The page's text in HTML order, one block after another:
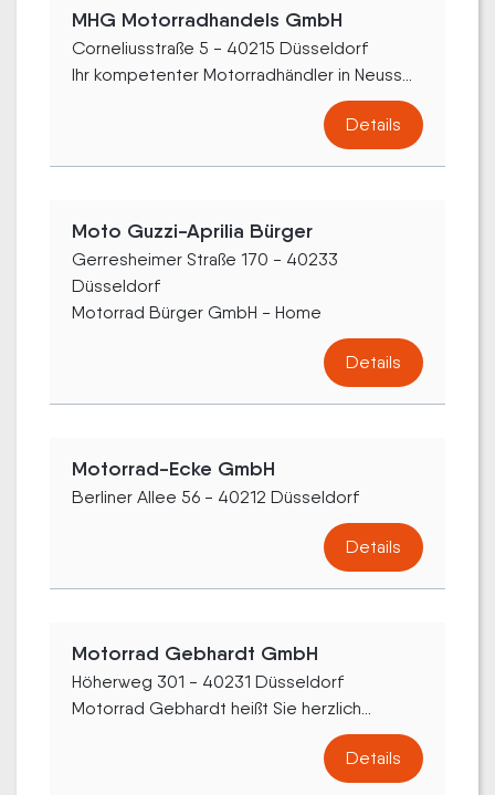
MHG Motorradhandels GmbH
Corneliusstraße 5 - 40215 Düsseldorf
Ihr kompetenter Motorradhändler in Neuss...
Details
Moto Guzzi-Aprilia Bürger
Gerresheimer Straße 170 - 40233
Düsseldorf
Motorrad Bürger GmbH - Home
Details
Motorrad-Ecke GmbH
Berliner Allee 56 - 40212 Düsseldorf
Details
Motorrad Gebhardt GmbH
Höherweg 301 - 40231 Düsseldorf
Motorrad Gebhardt heißt Sie herzlich...
Details